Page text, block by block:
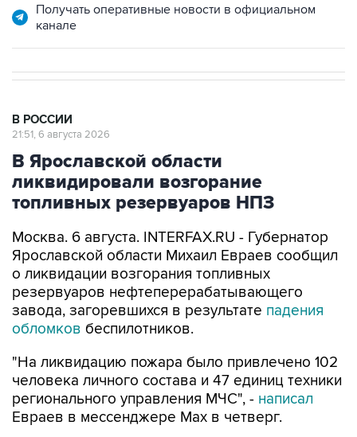
Получать оперативные новости в официальном
канале
В РОССИИ
21:51, 6 августа 2026
В Ярославской области
ликвидировали возгорание
топливных резервуаров НПЗ
Москва. 6 августа. INTERFAX.RU - Губернатор
Ярославской области Михаил Евраев сообщил
о ликвидации возгорания топливных
резервуаров нефтеперерабатывающего
завода, загоревшихся в результате падения
обломков беспилотников.
"На ликвидацию пожара было привлечено 102
человека личного состава и 47 единиц техники
регионального управления МЧС", - написал
Евраев в мессенджере Мах в четверг.